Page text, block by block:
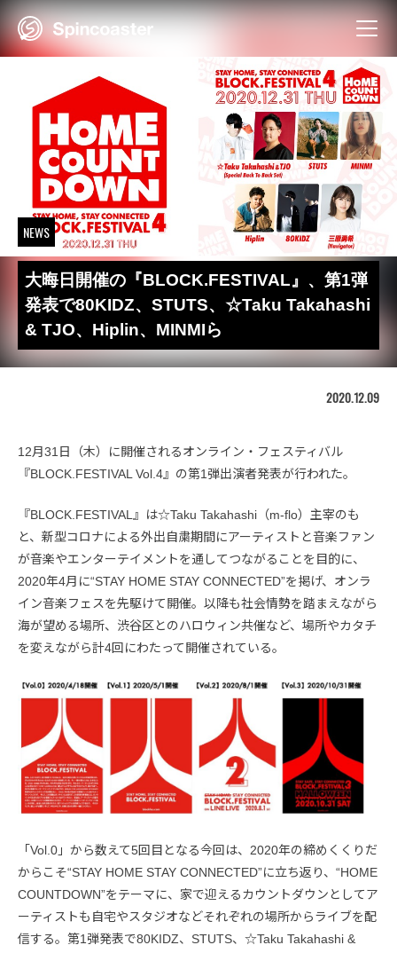
Skip
content
NEWS
大晦日開催の『BLOCK.FESTIVAL』、第1弾
発表で80KIDZ、STUTS、☆Taku Takahashi
& TJO、Hiplin、MINMIら
2020.12.09
12月31日（木）に開催されるオンライン・フェスティバル
『BLOCK.FESTIVAL Vol.4』の第1弾出演者発表が行われた。
『BLOCK.FESTIVAL』は☆Taku Takahashi（m-flo）主宰のも
と、新型コロナによる外出自粛期間にアーティストと音楽ファン
が音楽やエンターテイメントを通してつながることを目的に、
2020年4月に“STAY HOME STAY CONNECTED”を掲げ、オンラ
イン音楽フェスを先駆けて開催。以降も社会情勢を踏まえながら
海が望める場所、渋谷区とのハロウィン共催など、場所やカタチ
を変えながら計4回にわたって開催されている。
「Vol.0」から数えて5回目となる今回は、2020年の締めくくりだ
からこそ“STAY HOME STAY CONNECTED”に立ち返り、“HOME
COUNTDOWN”をテーマに、家で迎えるカウントダウンとしてア
ーティストも自宅やスタジオなどそれぞれの場所からライブを配
信する。第1弾発表で80KIDZ、STUTS、☆Taku Takahashi &